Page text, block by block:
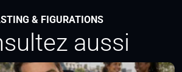
& FIGURATIONS
aussi